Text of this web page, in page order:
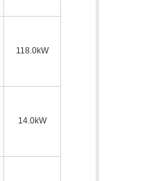
118.0kW
14.0kW